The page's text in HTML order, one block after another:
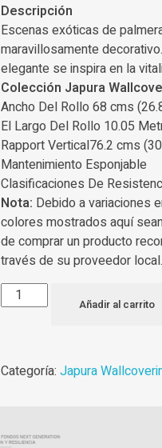
Descripción
Escenas exóticas de
maravillosamente
elegante se inspira en la
Colección Japura
Ancho Del Rollo 68 cms
El Largo Del Rollo 10.05
Rapport Vertical76.2 cms
Mantenimiento Esponjable
Clasificaciones De
Nota: Debido a variaciones
colores mostrados aquí
de comprar un producto
través de su proveedor local.
Añadir al carrito
Categoría:Japura